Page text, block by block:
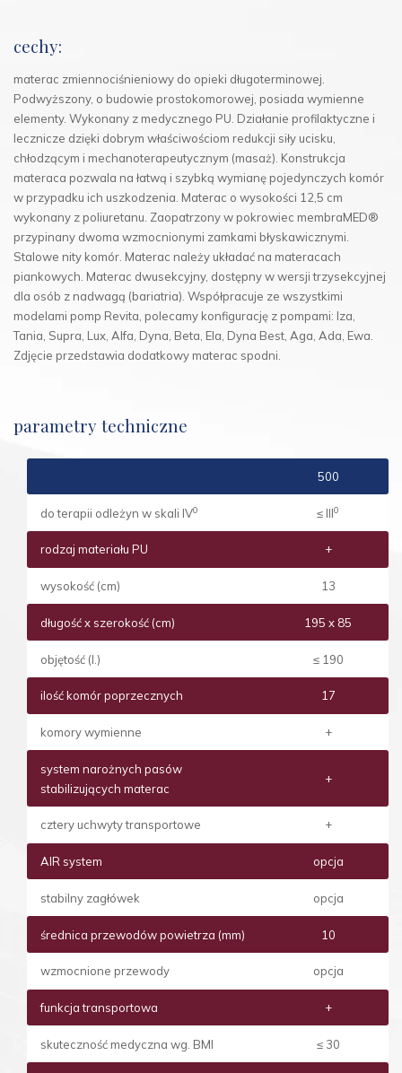
cechy:
materac zmiennociśnieniowy do opieki długoterminowej.
Podwyższony, o budowie prostokomorowej, posiada wymienne
elementy. Wykonany z medycznego PU. Działanie profilaktyczne i
lecznicze dzięki dobrym właściwościom redukcji siły ucisku,
chłodzącym i mechanoterapeutycznym (masaż). Konstrukcja
materaca pozwala na łatwą i szybką wymianę pojedynczych komór
w przypadku ich uszkodzenia. Materac o wysokości 12,5 cm
wykonany z poliuretanu. Zaopatrzony w pokrowiec membraMED®
przypinany dwoma wzmocnionymi zamkami błyskawicznymi.
Stalowe nity komór. Materac należy układać na materacach
piankowych. Materac dwusekcyjny, dostępny w wersji trzysekcyjnej
dla osób z nadwagą (bariatria). Współpracuje ze wszystkimi
modelami pomp Revita, polecamy konfigurację z pompami: Iza,
Tania, Supra, Lux, Alfa, Dyna, Beta, Ela, Dyna Best, Aga, Ada, Ewa.
Zdjęcie przedstawia dodatkowy materac spodni.
parametry techniczne
500
do terapii odleżyn w skali IV0 ≤ III0
rodzaj materiału PU +
wysokość (cm) 13
długość x szerokość (cm) 195 x 85
objętość (l.) ≤ 190
ilość komór poprzecznych 17
komory wymienne +
system narożnych pasów
stabilizujących materac
+
cztery uchwyty transportowe +
AIR system opcja
stabilny zagłówek opcja
średnica przewodów powietrza (mm) 10
wzmocnione przewody opcja
funkcja transportowa +
skuteczność medyczna wg. BMI ≤ 30